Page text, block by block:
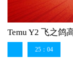
Temu Y2 飞之鸽
25：04